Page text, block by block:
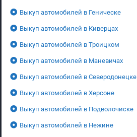
Выкуп автомобилей в Геническе
Выкуп автомобилей в Киверцах
Выкуп автомобилей в Троицком
Выкуп автомобилей в Маневичах
Выкуп автомобилей в Северодонецке
Выкуп автомобилей в Херсоне
Выкуп автомобилей в Подволочиске
Выкуп автомобилей в Нежине